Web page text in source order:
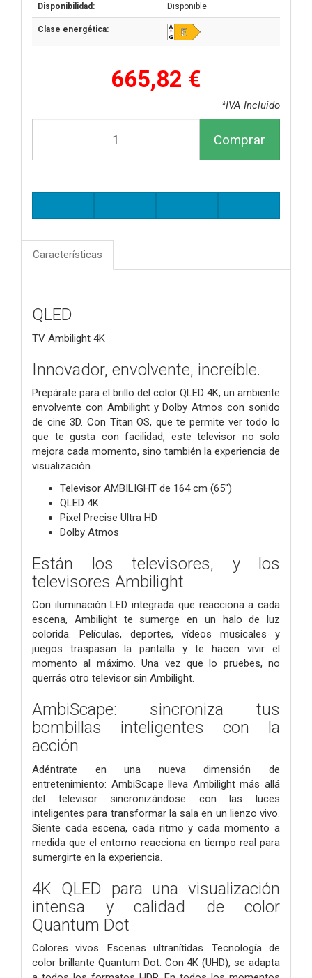
Disponibilidad: Disponible
Clase energética:
665,82 €
*IVA Incluido
Comprar
Características
QLED
TV Ambilight 4K
Innovador, envolvente, increíble.
Prepárate para el brillo del color QLED 4K, un ambiente
envolvente con Ambilight y Dolby Atmos con sonido
de cine 3D. Con Titan OS, que te permite ver todo lo
que te gusta con facilidad, este televisor no solo
mejora cada momento, sino también la experiencia de
visualización.
Televisor AMBILIGHT de 164 cm (65")
QLED 4K
Pixel Precise Ultra HD
Dolby Atmos
Están los televisores, y los
televisores Ambilight
Con iluminación LED integrada que reacciona a cada
escena, Ambilight te sumerge en un halo de luz
colorida. Películas, deportes, vídeos musicales y
juegos traspasan la pantalla y te hacen vivir el
momento al máximo. Una vez que lo pruebes, no
querrás otro televisor sin Ambilight.
AmbiScape: sincroniza tus
bombillas inteligentes con la
acción
Adéntrate en una nueva dimensión de
entretenimiento: AmbiScape lleva Ambilight más allá
del televisor sincronizándose con las luces
inteligentes para transformar la sala en un lienzo vivo.
Siente cada escena, cada ritmo y cada momento a
medida que el entorno reacciona en tiempo real para
sumergirte en la experiencia.
4K QLED para una visualización
intensa y calidad de color
Quantum Dot
Colores vivos. Escenas ultranítidas. Tecnología de
color brillante Quantum Dot. Con 4K (UHD), se adapta